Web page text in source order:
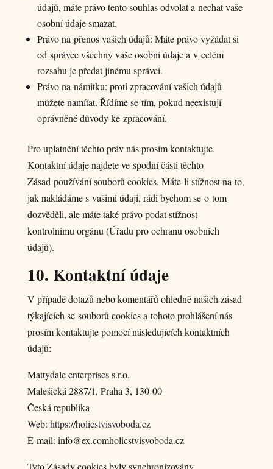
údajů, máte právo tento souhlas odvolat a nechat vaše
osobní údaje smazat.
Právo na přenos vašich údajů: Máte právo vyžádat si
od správce všechny vaše osobní údaje a v celém
rozsahu je předat jinému správci.
Právo na námitku: proti zpracování vašich údajů
můžete namítat. Řídíme se tím, pokud neexistují
oprávněné důvody ke zpracování.
Pro uplatnění těchto práv nás prosím kontaktujte.
Kontaktní údaje najdete ve spodní části těchto
Zásad používání souborů cookies. Máte-li stížnost na to,
jak nakládáme s vašimi údaji, rádi bychom se o tom
dozvěděli, ale máte také právo podat stížnost
kontrolnímu orgánu (Úřadu pro ochranu osobních
údajů).
10. Kontaktní údaje
V případě dotazů nebo komentářů ohledně našich zásad
týkajících se souborů cookies a tohoto prohlášení nás
prosím kontaktujte pomocí následujících kontaktních
údajů:
Mattydale enterprises s.r.o.
Malešická 2887/1, Praha 3, 130 00
Česká republika
Web: https://holicstvisvoboda.cz
E-mail: info@ex.comholicstvisvoboda.cz
Tyto Zásady cookies byly synchronizovány